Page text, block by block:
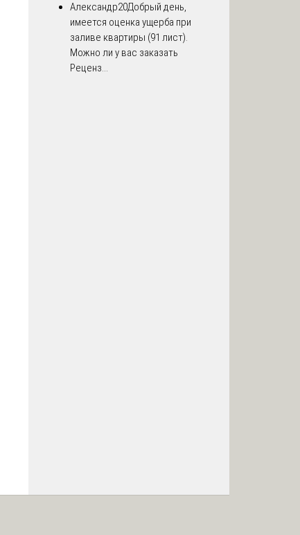
Александр20Добрый день,
имеется оценка ущерба при
заливе квартиры (91 лист).
Можно ли у вас заказать
Реценз...